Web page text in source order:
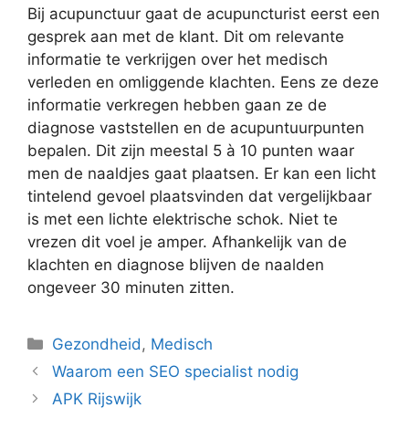
Bij acupunctuur gaat de acupuncturist eerst een
gesprek aan met de klant. Dit om relevante
informatie te verkrijgen over het medisch
verleden en omliggende klachten. Eens ze deze
informatie verkregen hebben gaan ze de
diagnose vaststellen en de acupuntuurpunten
bepalen. Dit zijn meestal 5 à 10 punten waar
men de naaldjes gaat plaatsen. Er kan een licht
tintelend gevoel plaatsvinden dat vergelijkbaar
is met een lichte elektrische schok. Niet te
vrezen dit voel je amper. Afhankelijk van de
klachten en diagnose blijven de naalden
ongeveer 30 minuten zitten.
Categorieën
Gezondheid, Medisch
Waarom een SEO specialist nodig
APK Rijswijk